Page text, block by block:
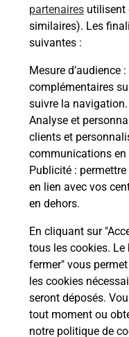
partenaires utilisent
similaires). Les
suivantes :
Mesure d’audience
complémentaires
suivre la navigation.
Analyse et
clients et
communications
Publicité :
en lien avec vos
en dehors.
En cliquant sur
tous les cookies. Le
fermer" vous
les cookies
seront déposés.
tout moment ou
notre politique de
Malin !
La Poste
en ligne
Ouvert 24h/
En savoir plus
JK MARKET (PANIER